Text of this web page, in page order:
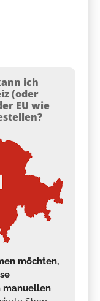
ich
(oder
EU wie
möchten,
manuellen